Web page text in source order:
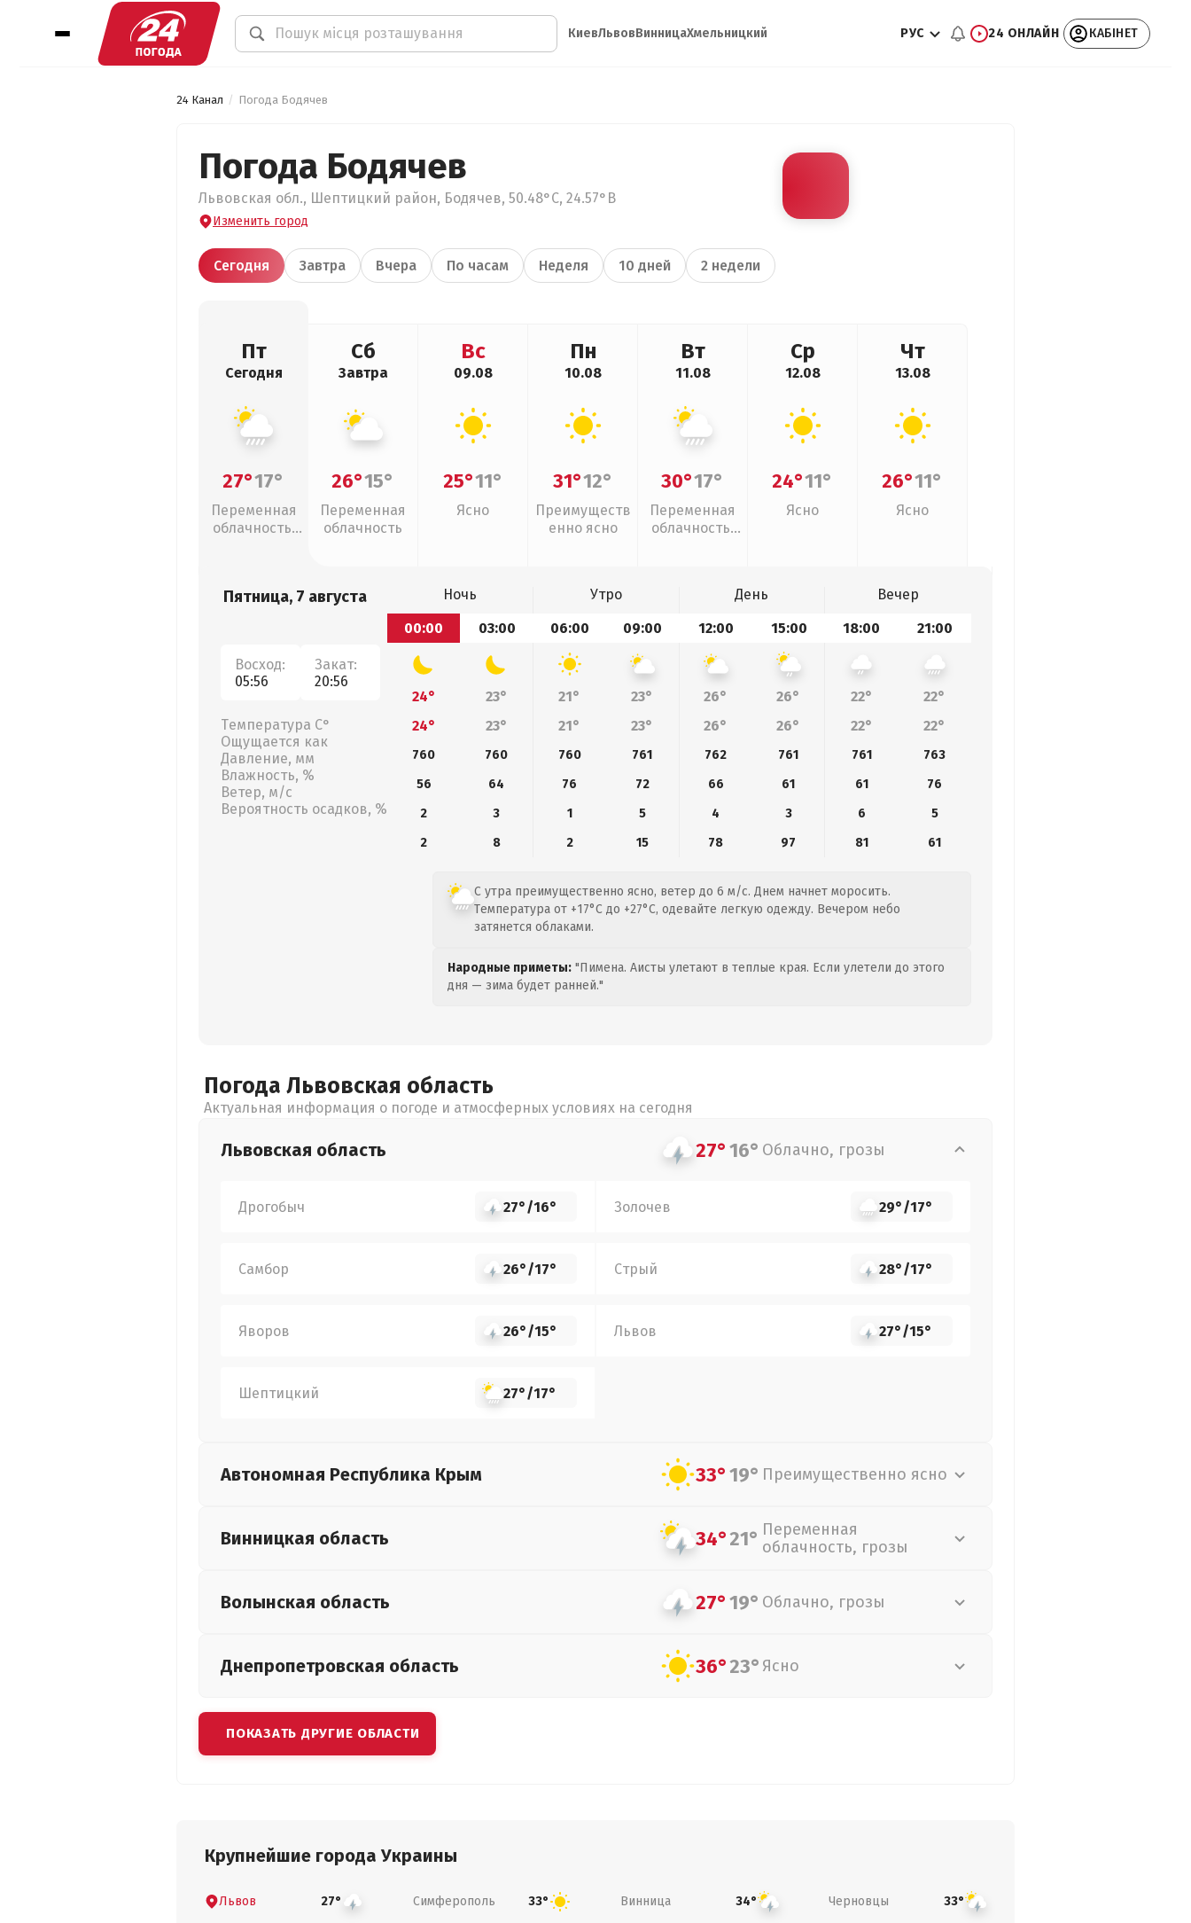
КиевЛьвовВинницаХмельницкий РУС 24 ОНЛАЙН КАБІНЕТ
24 Канал Погода Бодячев
Погода Бодячев
Львовская обл., Шептицкий район, Бодячев, 50.48°С, 24.57°В
Изменить город
Сегодня Завтра Вчера По часам Неделя 10 дней 2 недели
Пт
Сегодня
27°17°
Переменная
облачность,
Сб
Завтра
26°15°
Переменная
облачность
Вс
09.08
25°11°
Ясно
Пн
10.08
31°12°
Преимуществ
енно ясно
Вт
11.08
30°17°
Переменная
облачность,
Ср
12.08
24°11°
Ясно
Чт
13.08
26°11°
Ясно
Пятница, 7 августа
Восход:
05:56
Закат:
20:56
Температура С°
Ощущается как
Давление, мм
Влажность, %
Ветер, м/с
Вероятность осадков, %
Ночь Утро День
Вечер
00:00
03:00 06:00 09:00 12:00 15:00 18:00 21:00
24° 23° 21° 23° 26° 26° 22°
22°
24°
23° 21° 23° 26° 26° 22° 22°
760 760 760 761 762 761 761
763
56
64 76 72 66 61 61
76
2
3 1 5 4 3 6
5
2
8 2 15 78 97 81 61
С утра преимущественно ясно, ветер до 6 м/с. Днем начнет моросить.
Температура от +17°C до +27°C, одевайте легкую одежду. Вечером небо
затянется облаками.
Народные приметы: "Пимена. Аисты улетают в теплые края. Если улетели до этого
дня — зима будет ранней."
Погода Львовская область
Актуальная информация о погоде и атмосферных условиях на сегодня
Львовская область 27°16° Облачно, грозы
Дрогобыч 27°/16° Золочев 29°/17°
Самбор 26°/17° Стрый 28°/17°
Яворов 26°/15° Львов 27°/15°
Шептицкий 27°/17°
Автономная Республика Крым 33°19° Преимущественно ясно
Винницкая область 34°21° Переменная
облачность, грозы
Волынская область 27°19° Облачно, грозы
Днепропетровская область 36°23° Ясно
ПОКАЗАТЬ ДРУГИЕ ОБЛАСТИ
Крупнейшие города Украины
Львов 27° Симферополь 33° Винница 34° Черновцы 33°